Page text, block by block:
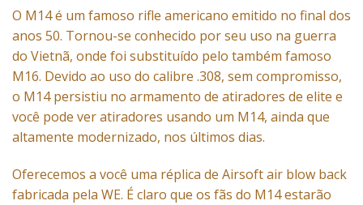
O M14 é um famoso rifle americano emitido no final dos
anos 50. Tornou-se conhecido por seu uso na guerra
do Vietnã, onde foi substituído pelo também famoso
M16. Devido ao uso do calibre .308, sem compromisso,
o M14 persistiu no armamento de atiradores de elite e
você pode ver atiradores usando um M14, ainda que
altamente modernizado, nos últimos dias.
Oferecemos a você uma réplica de Airsoftair blow back
fabricada pela WE. É claro que os fãs do M14 estarão